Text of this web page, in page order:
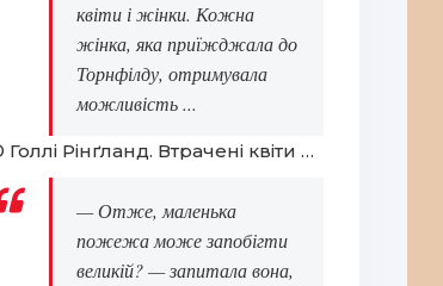
квіти і жінки. Кожна
жінка, яка приїжджала до
Торнфілду, отримувала
можливість ...
© Голлі Рінґланд. Втрачені квіти Еліс Гарт
— Отже, маленька
пожежа може запобігти
великій? — запитала вона,